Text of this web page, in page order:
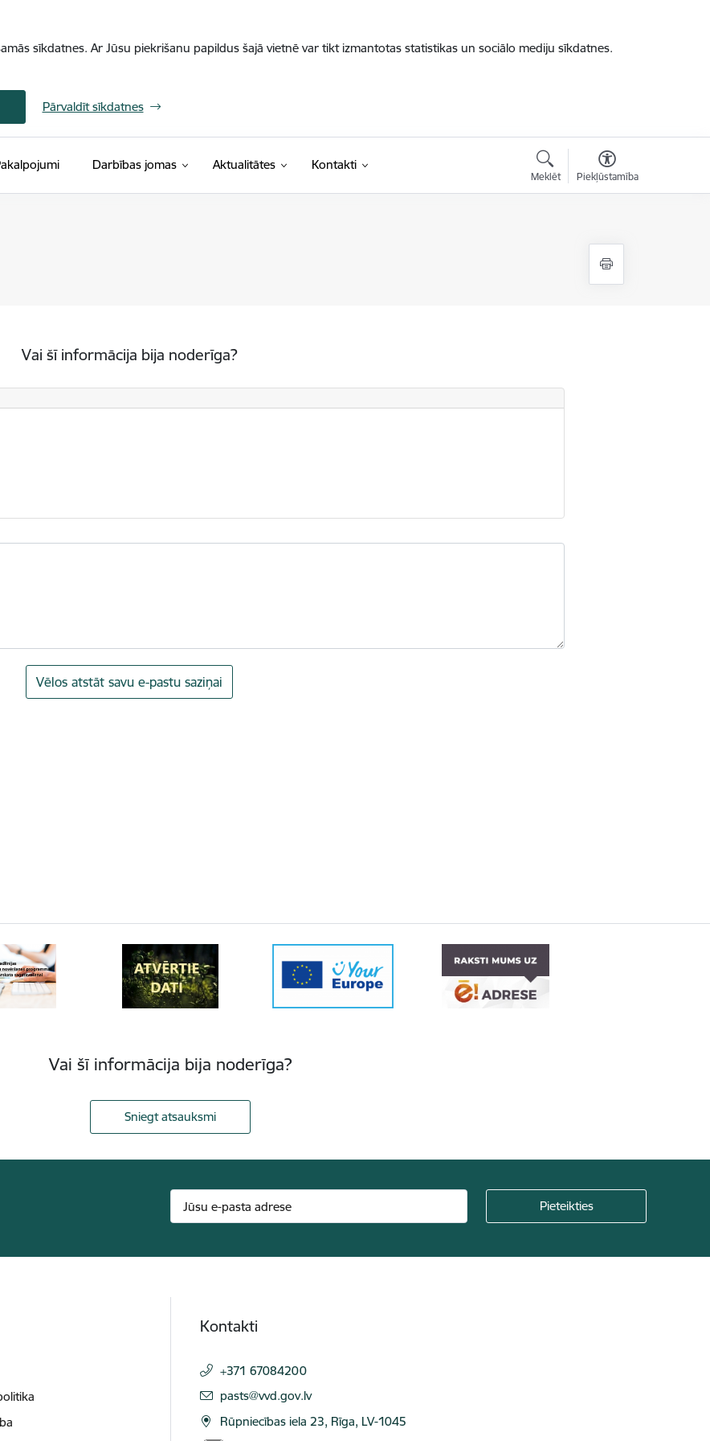
sīkdatnes. Ar Jūsu piekrišanu papildus šajā vietnē var tikt izmantotas statistikas un sociālo mediju sīkdatnes.
Pārvaldīt sīkdatnes
Darbības jomas Aktualitātes Kontakti
Meklēt Piekļūstamība
Vai šī informācija bija noderīga?
Vēlos atstāt savu e-pastu saziņai
Vai šī informācija bija noderīga?
Sniegt atsauksmi
Kontakti
+371 67084200
E-pasts:
pasts@vvd.gov.lv
Rūpniecības iela 23, Rīga, LV-1045